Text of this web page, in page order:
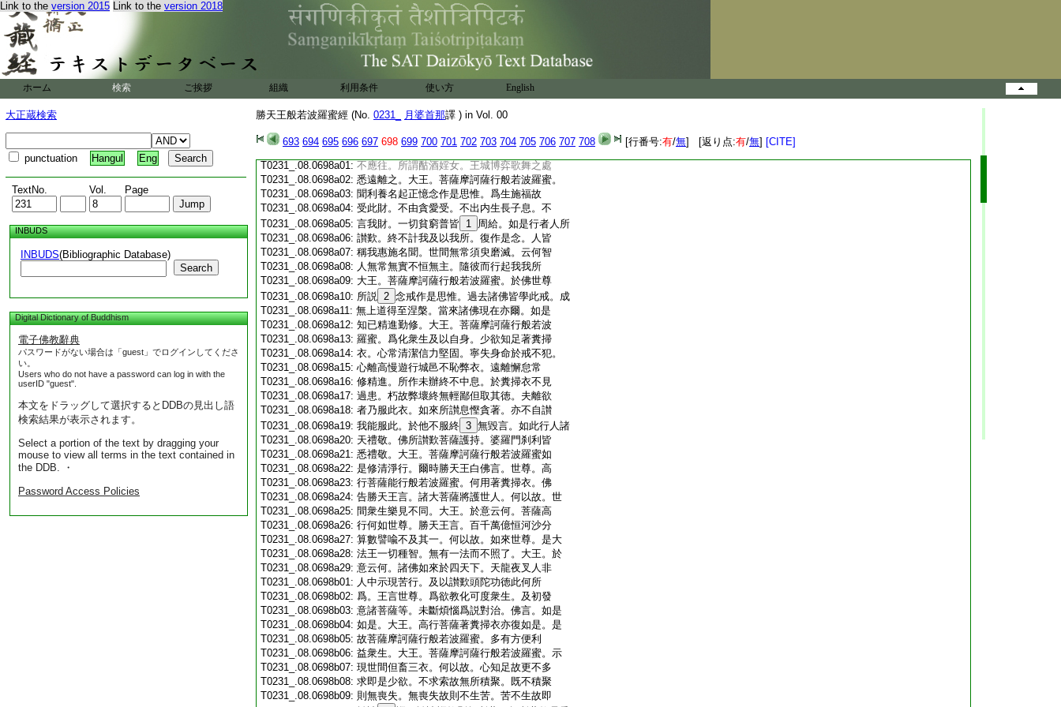
Link to the version 2015 Link to the version 2018
ホーム 検索 ご挨拶 組織 利用条件 使い方 English
大正蔵検索
punctuation Hangul Eng
TextNo. Vol. Page
INBUDS
INBUDS(Bibliographic Database)
Search
Digital Dictionary of Buddhism
電子佛教辭典
パスワードがない場合は「guest」でログインしてくださ
い。
Users who do not have a password can log in with the
userID "guest".
本文をドラッグして選択するとDDBの見出し語
検索結果が表示されます。
Select a portion of the text by dragging your
mouse to view all terms in the text contained in
the DDB. ・
Password Access Policies
勝天王般若波羅蜜經 (No. 0231_ 月婆首那譯 ) in Vol. 00
693 694 695 696 697 698 699 700 701 702 703 704 705 706 707 708 [行番号:有/無] [返り点:有/無] [CITE]
T0231_.08.0697c19:若見色聲香味觸作是思惟。云何於彼不眞
T0231_.08.0697c20: 實法而生貪愛。此乃凡夫愚癡所著即是不
T0231_.08.0697c21:善。如世尊説愛即生著著即迷惑。迷故不知
T0231_.08.0697c22:
善法惡法。以是因縁生於惡趣。菩薩摩訶薩。
自不漏失不著境界令他亦爾。大王。菩薩摩
訶薩行般若波羅蜜阿蘭若念。作是思惟。阿
T0231_.08.0697c25:蘭若者。是無諍人之所住處寂靜住處。於此
T0231_.08.0697c26:處中。天龍夜叉他心智人。悉能知我心
T0231_.08.0697c27:
法。不應於此起邪思惟。即得捨離於法正憶
T0231_.08.0697c28:勤修行之。大王。菩薩摩訶薩行般若波羅蜜
T0231_.08.0698a01: 不應往。所謂酤酒婬女。王城博弈歌舞之處
T0231_.08.0698a02: 悉遠離之。大王。菩薩摩訶薩行般若波羅蜜。
T0231_.08.0698a03: 聞利養名起正憶念作是思惟。爲生施福故
T0231_.08.0698a04: 受此財。不由貪愛受。不出内生長子息。不
T0231_.08.0698a05: 言我財。一切貧窮普皆 1 周給。如是行者人所
T0231_.08.0698a06: 讃歎。終不計我及以我所。復作是念。人皆
T0231_.08.0698a07: 稱我惠施名聞。世間無常須臾磨滅。云何智
T0231_.08.0698a08: 人無常無實不恒無主。隨彼而行起我我所
T0231_.08.0698a09: 大王。菩薩摩訶薩行般若波羅蜜。於佛世尊
T0231_.08.0698a10: 所説 2 念戒作是思惟。過去諸佛皆學此戒。成
T0231_.08.0698a11: 無上道得至涅槃。當來諸佛現在亦爾。如是
T0231_.08.0698a12: 知已精進勤修。大王。菩薩摩訶薩行般若波
T0231_.08.0698a13: 羅蜜。爲化衆生及以自身。少欲知足著糞掃
T0231_.08.0698a14: 衣。心常清潔信力堅固。寧失身命於戒不犯。
T0231_.08.0698a15: 心離高慢遊行城邑不恥弊衣。遠離懈怠常
T0231_.08.0698a16: 修精進。所作未辦終不中息。於糞掃衣不見
T0231_.08.0698a17: 過患。朽故弊壞終無輕鄙但取其徳。夫離欲
T0231_.08.0698a18: 者乃服此衣。如來所讃息慳貪著。亦不自讃
T0231_.08.0698a19: 我能服此。於他不服終 3 無毀言。如此行人諸
T0231_.08.0698a20: 天禮敬。佛所讃歎菩薩護持。婆羅門刹利皆
T0231_.08.0698a21: 悉禮敬。大王。菩薩摩訶薩行般若波羅蜜如
T0231_.08.0698a22: 是修清淨行。爾時勝天王白佛言。世尊。高
T0231_.08.0698a23: 行菩薩能行般若波羅蜜。何用著糞掃衣。佛
T0231_.08.0698a24: 告勝天王言。諸大菩薩將護世人。何以故。世
T0231_.08.0698a25: 間衆生樂見不同。大王。於意云何。菩薩高
T0231_.08.0698a26: 行何如世尊。勝天王言。百千萬億恒河沙分
T0231_.08.0698a27: 算數譬喩不及其一。何以故。如來世尊。是大
T0231_.08.0698a28: 法王一切種智。無有一法而不照了。大王。於
T0231_.08.0698a29: 意云何。諸佛如來於四天下。天龍夜叉人非
T0231_.08.0698b01: 人中示現苦行。及以讃歎頭陀功徳此何所
T0231_.08.0698b02: 爲。王言世尊。爲欲教化可度衆生。及初發
T0231_.08.0698b03: 意諸菩薩等。未斷煩惱爲説對治。佛言。如是
T0231_.08.0698b04: 如是。大王。高行菩薩著糞掃衣亦復如是。是
T0231_.08.0698b05: 故菩薩摩訶薩行般若波羅蜜。多有方便利
T0231_.08.0698b06: 益衆生。大王。菩薩摩訶薩行般若波羅蜜。示
T0231_.08.0698b07: 現世間但畜三衣。何以故。心知足故更不多
T0231_.08.0698b08: 求即是少欲。不求索故無所積聚。既不積聚
T0231_.08.0698b09: 則無喪失。無喪失故則不生苦。苦不生故即